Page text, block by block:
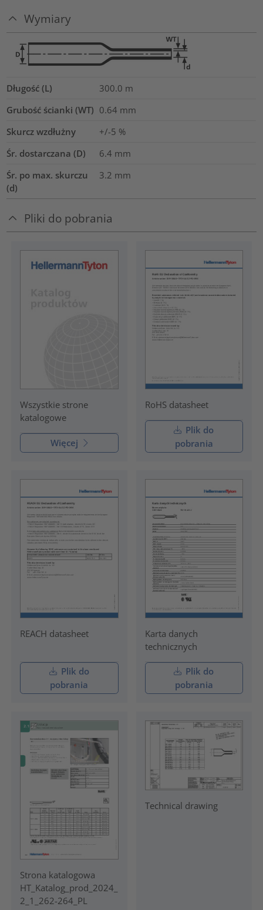
Wymiary
Długość (L) 300.0 m
Grubość ścianki (WT) 0.64 mm
Skurcz wzdłużny
+/-5 %
Śr. dostarczana (D)
6.4 mm
Śr. po max. skurczu
(d)
3.2 mm
Pliki do pobrania
Wszystkie strone
katalogowe
Więcej
RoHS datasheet
Plik do
pobrania
REACH datasheet
Plik do
pobrania
Karta danych
technicznych
Plik do
pobrania
Strona katalogowa
HT_Katalog_prod_2024_
2_1_262-264_PL
Technical drawing